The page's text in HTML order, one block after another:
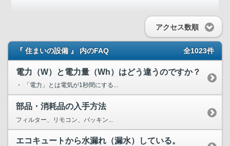
アクセス数順
『 住まいの設備 』 内のFAQ 全1023件
電力（W）と電力量（Wh）はどう違うのですか？
・ 「電力」とは電気が1秒間にする...
部品・消耗品の入手方法
フィルター、リモコン、パッキン...
エコキュートから水漏れ（漏水）している。